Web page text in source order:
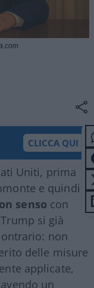
CLICCA QUI
Uniti, prima
e quindi
senso con
si già
non
delle misure
applicate,
un